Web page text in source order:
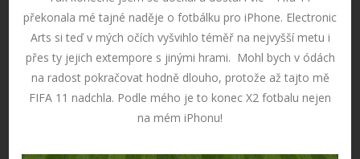
překonala mé tajné naděje o fotbálku pro iPhone. Electronic
Arts si teď v mých očích vyšvihlo téměř na nejvyšší metu i
přes ty jejich extempore s jinými hrami. Mohl bych v ódách
na radost pokračovat hodně dlouho, protože až tajto mě
FIFA 11 nadchla. Podle mého je to konec X2 fotbalu nejen
na mém iPhonu!